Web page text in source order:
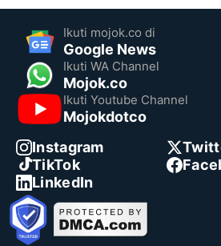
Ikuti mojok.co di
Google News
Ikuti WA Channel
Mojok.co
Ikuti Youtube Channel
Mojokdotco
Instagram
TikTok
LinkedIn